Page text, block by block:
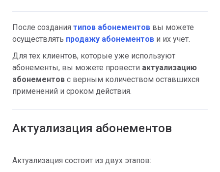
После создания типов абонементов вы можете
осуществлять продажу абонементов и их учет.
Для тех клиентов, которые уже используют
абонементы, вы можете провести актуализацию
абонементов с верным количеством оставшихся
применений и сроком действия.
Актуализация абонементов
Актуализация состоит из двух этапов: